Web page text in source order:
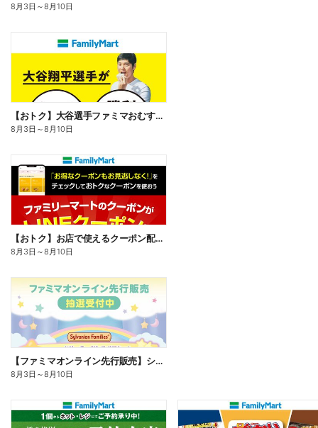
8月3日 ～8月10日
【おトク】大谷選手ファミマおむすび割
8月3日 ～8月10日
【おトク】お店で使えるクーポン配信中
8月3日 ～8月10日
【ファミマオンライン先行販売】シルバニアファミリー
8月3日 ～8月10日